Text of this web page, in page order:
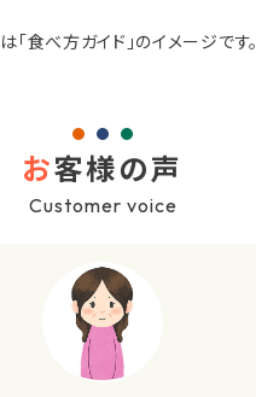
食べ方ガイド」のイメージです。
お客様の声
Customer voice